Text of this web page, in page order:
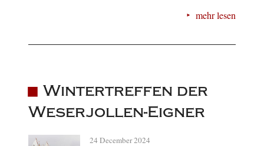
mehr lesen
Wintertreffen der
Weserjollen-Eigner
24 December 2024